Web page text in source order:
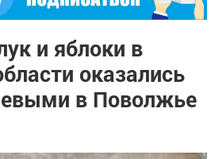
и яблоки в
оказались
в Поволжье